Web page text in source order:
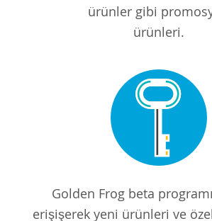
ürünler gibi
ürünleri.
Golden Frog beta
erişişerek yeni ürünleri ve